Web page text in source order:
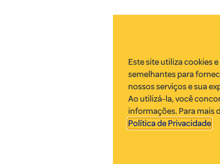
Este site utiliza cookies
semelhantes para
nossos serviços e sua
Ao utilizá-la, você
informações. Para mais
Política de Privacidade.